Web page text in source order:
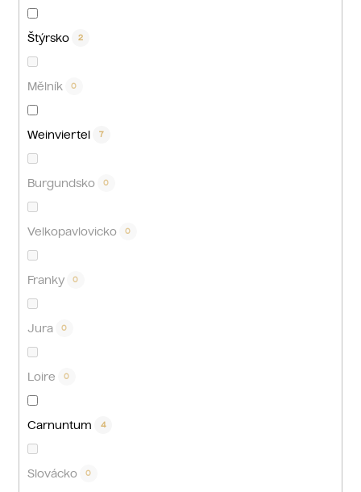
Štýrsko 2
Mělník 0
Weinviertel 7
Burgundsko 0
Velkopavlovicko 0
Franky 0
Jura 0
Loire 0
Carnuntum 4
Slovácko 0